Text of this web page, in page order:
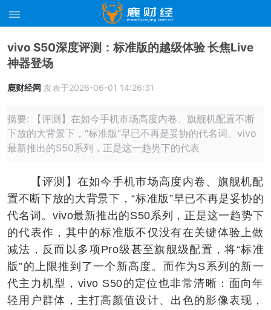
vivo S50深度评测：标准版的越级体验 长焦Live
神器登场
鹿财经网 发表于2026-06-01 14:26:31
摘要: 【评测】在如今手机市场高度内卷、旗舰机配置不断
下放的大背景下，“标准版”早已不再是妥协的代名词。vivo
最新推出的S50系列，正是这一趋势下的代表
【评测】在如今手机市场高度内卷、旗舰机配
置不断下放的大背景下，“标准版”早已不再是妥协的
代名词。vivo最新推出的S50系列，正是这一趋势下
的代表作，其中的标准版不仅没有在关键体验上做
减法，反而以多项Pro级甚至旗舰级配置，将“标准
版”的上限推到了一个新高度。而作为S系列的新一
代主力机型，vivo S50的定位也非常清晰：面向年
轻用户群体，主打高颜值设计、出色的影像表现，